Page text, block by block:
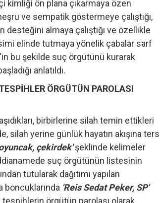
kimliği ön plana çıkarmaya özen
ve sempatik göstermeye çalıştığı,
desteğini almaya çalıştığı ve özellikle
elinde tutmaya yönelik çabalar sarf
bu şekilde suç örgütünü kurarak
anlatıldı.
ÖRGÜTÜN PAROLASI
birbirlerine silah temin ettikleri
silah yerine günlük hayatın akışına ters
çekirdek'şeklinde kelimeler
suç örgütünün listesinin
tutularak dağıtımı yapılan
'Reis Sedat Peker, SP'
tespihlerin örgütün parolası olarak